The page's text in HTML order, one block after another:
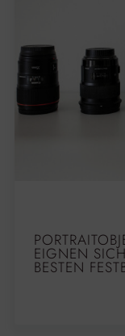
EIGNEN
BESTEN